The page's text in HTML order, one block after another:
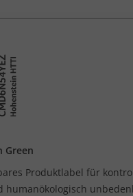
Green
Produktlabel für
humanökologisch